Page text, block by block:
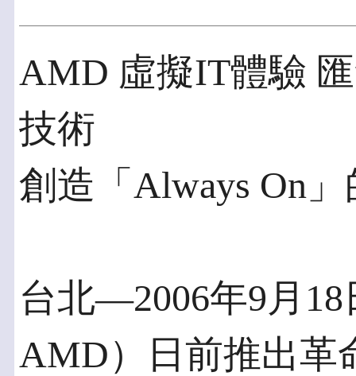
AMD 虛擬IT體驗
技術
創造「Always On
台北—2006年9月
AMD）日前推出革